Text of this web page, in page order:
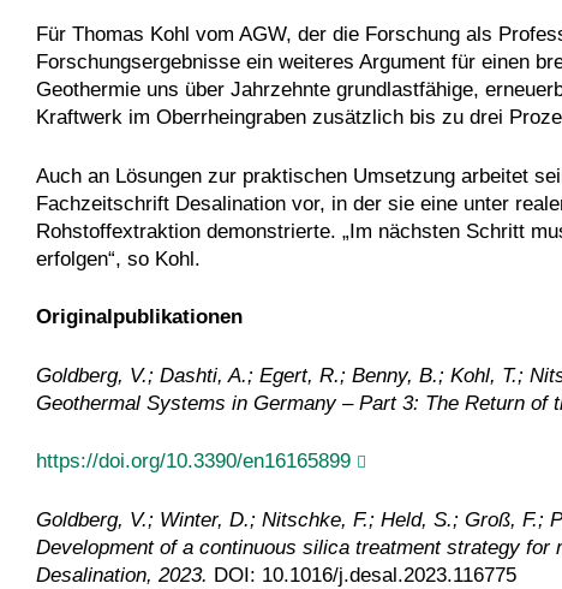
Für Thomas Kohl vom AGW, der die Forschung als
Forschungsergebnisse ein weiteres Argument für einen
Geothermie uns über Jahrzehnte grundlastfähige,
Kraftwerk im Oberrheingraben zusätzlich bis zu drei
Auch an Lösungen zur praktischen Umsetzung arbeitet
Fachzeitschrift Desalination vor, in der sie eine unter
Rohstoffextraktion demonstrierte. „Im nächsten Schritt
erfolgen“, so Kohl.
Originalpublikationen
Goldberg, V.; Dashti, A.; Egert, R.; Benny, B.; Kohl, T.;
Geothermal Systems in Germany – Part 3: The Return of
https://doi.org/10.3390/en16165899
Goldberg, V.; Winter, D.; Nitschke, F.; Held, S.; Groß,
Development of a continuous silica treatment strategy
Desalination, 2023. DOI: 10.1016/j.desal.2023.116775